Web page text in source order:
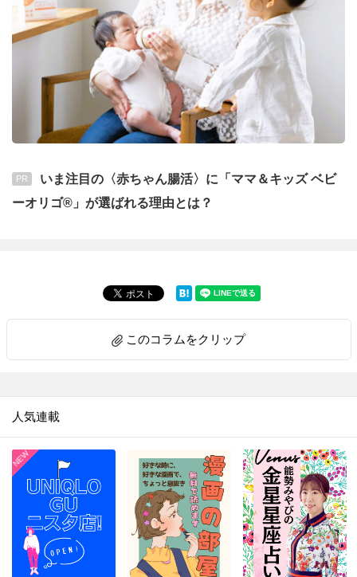
PR
いま注目の〈赤ちゃん腸活〉に「ママ＆キッズ ベビ
ーオリゴ®」が選ばれる理由とは？
このコラムをクリップ
人気連載